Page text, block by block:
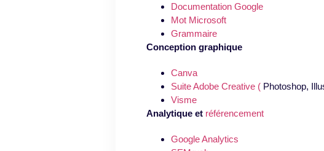
Documentation Google
Mot Microsoft
Grammaire
Conception graphique
Canva
Suite Adobe Creative ( Photoshop,
Visme
Analytique et référencement
Google Analytics